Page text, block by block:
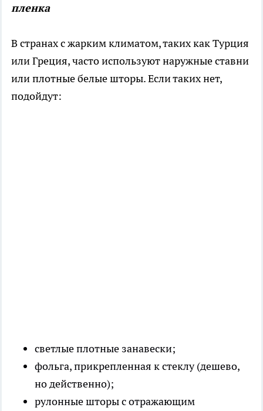
пленка
В странах с жарким климатом, таких как Турция
или Греция, часто используют наружные ставни
или плотные белые шторы. Если таких нет,
подойдут:
светлые плотные занавески;
фольга, прикрепленная к стеклу (дешево,
но действенно);
рулонные шторы с отражающим